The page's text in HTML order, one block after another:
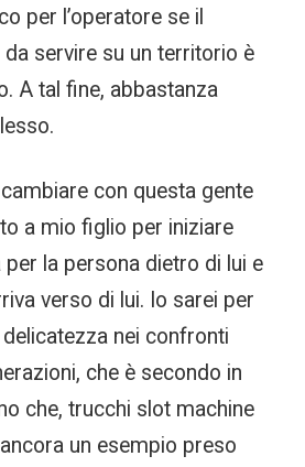
per l’operatore se il
servire su un territorio è
A tal fine, abbastanza
con questa gente
a mio figlio per iniziare
la persona dietro di lui e
verso di lui. Io sarei per
nei confronti
che è secondo in
che, trucchi slot machine
un esempio preso